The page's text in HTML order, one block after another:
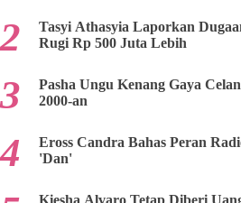
Tasyi Athasyia Laporkan
Rugi Rp 500 Juta Lebih
Pasha Ungu Kenang Gaya
2000-an
Eross Candra Bahas Peran
'Dan'
Kiesha Alvaro Tetap Diberi